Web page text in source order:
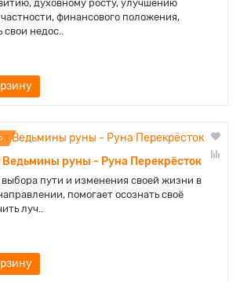
духовному росту, улучшению
финансового положения,
свои недос..
Ведьмины руны - Руна Перекрёсток
пути и изменения своей жизни в
помогает осознать своё
луч..